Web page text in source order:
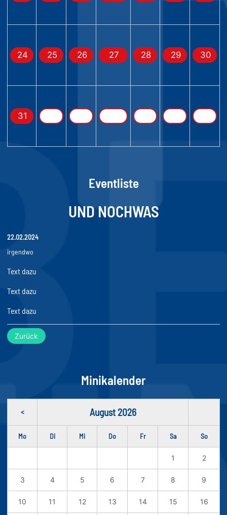
24 25 26 27 28 29 30
31
Eventliste
UND NOCHWAS
22.02.2024
irgendwo
Text dazu
Text dazu
Text dazu
Zurück
Minikalender
< August 2026
Mo Di Mi Do Fr Sa So
1 2
3 4 5 6 7 8 9
10 11 12 13 14 15 16